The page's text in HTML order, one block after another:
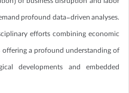
profound data-driven analyses.
efforts combining economic
a profound understanding of
developments and embedded